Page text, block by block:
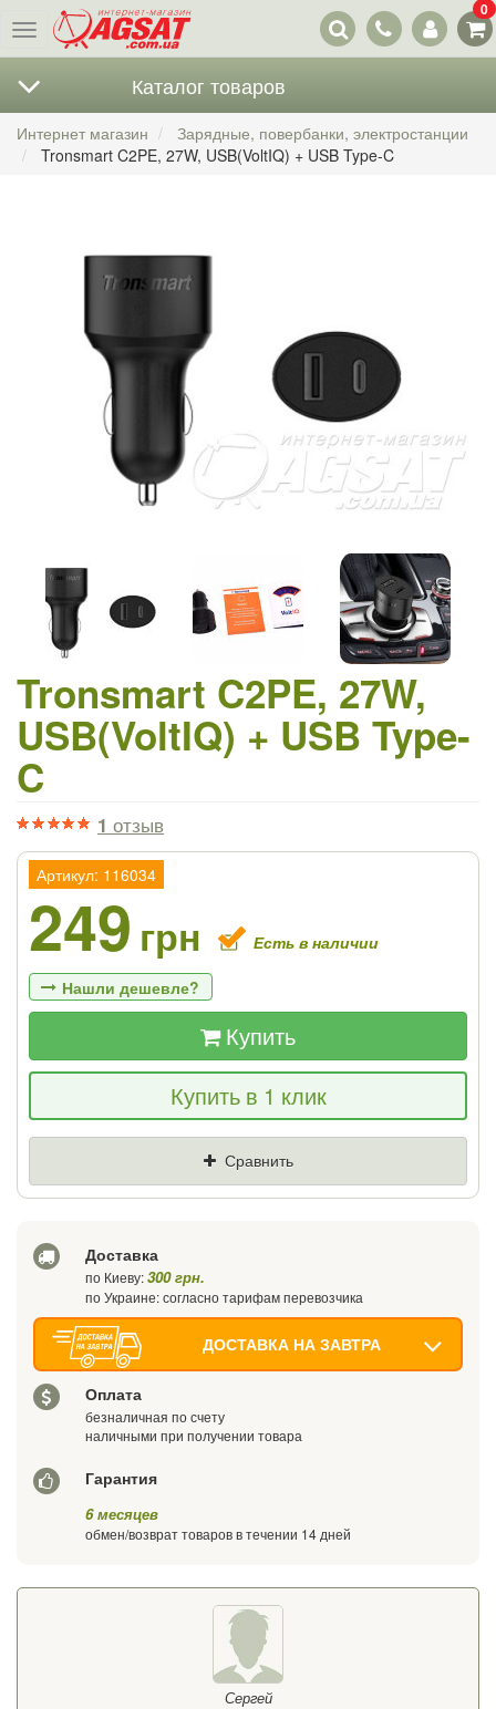
Меню
Наши
контакты
0
Каталог товаров
Интернет магазин
Зарядные, повербанки, электростанции
Tronsmart C2PE, 27W, USB(VoltIQ) + USB Type-C
Tronsmart C2PE, 27W,
USB(VoltIQ) + USB Type-
C
1 отзыв
Артикул: 116034
249 грн Есть в наличии
Нашли дешевле?
Если Вы найдете товар дешевле - мы
снизим цену и подарим % от разницы
Купить
Купить в 1 клик
Сравнить
Доставка
по Киеву:300 грн.
по Украине: согласно тарифам перевозчика
ДОСТАВКА НА ЗАВТРА
Оплата
безналичная по счету
наличными при получении товара
Гарантия
6 месяцев
обмен/возврат товаров в течении 14 дней
Сергей